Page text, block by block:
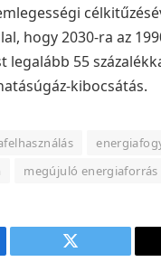
hogy 2030-ra az
legalább 55
kibocsátás.
megújuló energiaforrás
Twitter